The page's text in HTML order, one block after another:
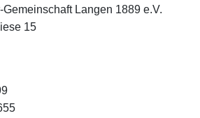
Langen 1889 e.V.
15